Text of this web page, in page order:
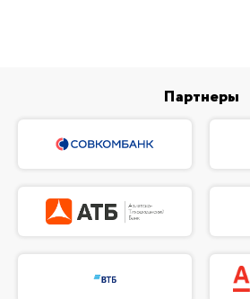
Партнеры